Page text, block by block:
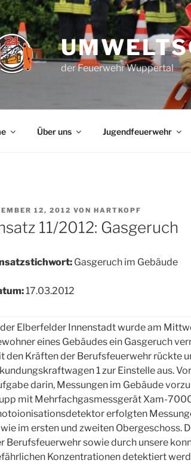
der Feuerwehr Wuppertal
Über uns Jugendfeuerwehr
12, 2012 VON HARTKOPF
11/2012: Gasgeruch
Gasgeruch im Gebäude
17.03.2012
der Elberfelder Innenstadt wurde am
eines Gebäudes ein Gasgeruch
den Kräften der Berufsfeuerwehr rückte
1 zur Einstelle aus.
darin, Messungen im Gebäude
mit Mehrfachgasmessgerät Xam-
erfolgten
im ersten und zweiten Obergeschoss.
Berufsfeuerwehr sowie durch unsere
Konzentrationen detektiert